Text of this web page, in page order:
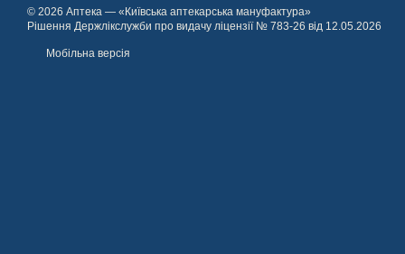
© 2026 Аптека — «Київська аптекарська мануфактура»
Рішення Держлікслужби про видачу ліцензії № 783-26 від 12.05.2026
Мобільна версія